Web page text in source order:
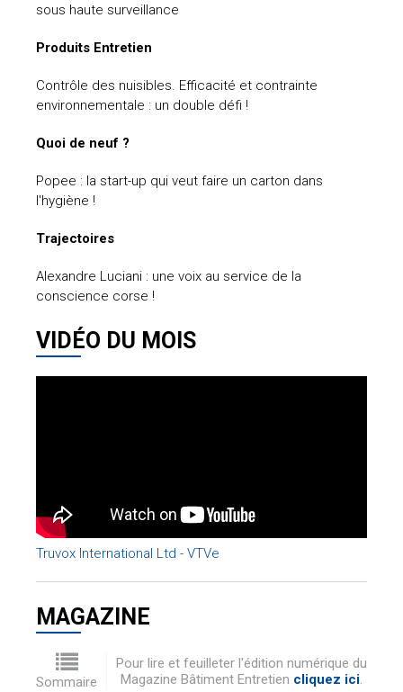
sous haute surveillance
Produits Entretien
Contrôle des nuisibles. Efficacité et contrainte
environnementale : un double défi !
Quoi de neuf ?
Popee : la start-up qui veut faire un carton dans
l'hygiène !
Trajectoires
Alexandre Luciani : une voix au service de la
conscience corse !
VIDÉO DU MOIS
Truvox International Ltd - VTVe
MAGAZINE
Sommaire
Pour lire et feuilleter l'édition numérique du
Magazine Bâtiment Entretien cliquez ici.